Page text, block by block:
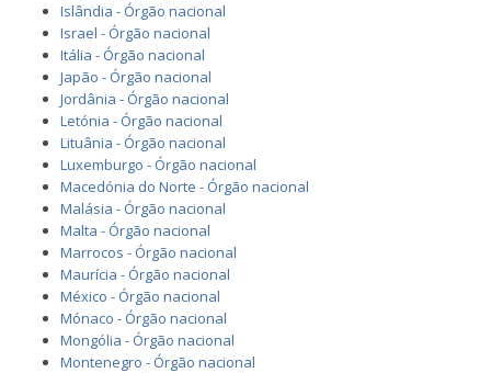
Islândia - Órgão nacional
Israel - Órgão nacional
Itália - Órgão nacional
Japão - Órgão nacional
Jordânia - Órgão nacional
Letónia - Órgão nacional
Lituânia - Órgão nacional
Luxemburgo - Órgão nacional
Macedónia do Norte - Órgão nacional
Malásia - Órgão nacional
Malta - Órgão nacional
Marrocos - Órgão nacional
Maurícia - Órgão nacional
México - Órgão nacional
Mónaco - Órgão nacional
Mongólia - Órgão nacional
Montenegro - Órgão nacional